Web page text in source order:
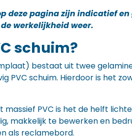
deze pagina zijn indicatief
werkelijkheid weer.
schuim?
bestaat uit twee
PVC schuim. Hierdoor is het
massief PVC is het de helft
makkelijk te bewerken en
als reclamebord.